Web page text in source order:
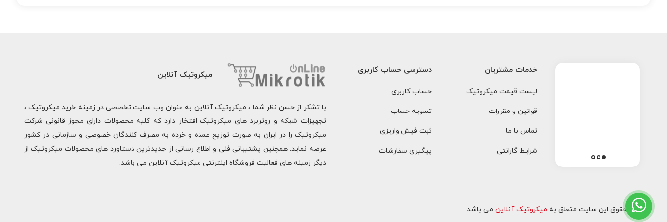
خدمات مشتریان
لیست قیمت میکروتیک
قوانین و مقررات
تماس با ما
شرایط گارانتی
دسترسی حساب کاربری
حساب کاربری
تسویه حساب
ثبت فیش واریزی
پیگیری سفارشات
میکروتیک آنلاین
با تشکر از حسن نظر شما ، میکروتیک آنلاین به عنوان وب سایت تخصصی در زمینه خرید میکروتیک ،
تجهیزات شبکه و روتربرد های میکروتیک افتخار دارد که کلیه محصولات دارای مجوز قانونی شرکت
میکروتیک را در ایران به صورت توزیع عمده و خرده به مصرف کنندگان خصوصی و سازمانی در کشور
عرضه نماید. همچنین پشتیبانی فنی و اطلاع رسانی از جدیدترین دستاورد های محصولات میکروتیک از
دیگر زمینه های فعالیت فروشگاه اینترنتی میکروتیک آنلاین می باشد.
کلیه حقوق این سایت متعلق به میکروتیک آنلاینمی باشد